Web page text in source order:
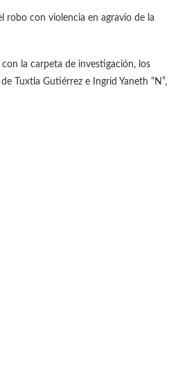
robo con violencia en agravio de la
la carpeta de investigación, los
Tuxtla Gutiérrez e Ingrid Yaneth “N”,